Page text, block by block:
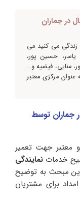
در جماران
زندگی می کنید می
حسین پور،
منایی، فیضیه و…
عنوان مرکزی معتبر
جماران توسط
معتبر جهت تعمیر
خدمات نمایندگی
مبحث به توضیح
برای مشتریان